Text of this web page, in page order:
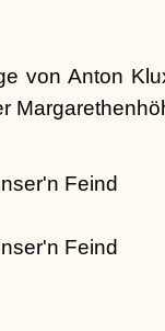
von Anton
Feind
Feind